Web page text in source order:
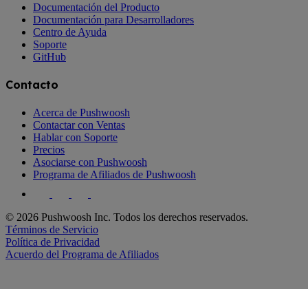
Documentación del Producto
Documentación para Desarrolladores
Centro de Ayuda
Soporte
GitHub
Contacto
Acerca de Pushwoosh
Contactar con Ventas
Hablar con Soporte
Precios
Asociarse con Pushwoosh
Programa de Afiliados de Pushwoosh
© 2026 Pushwoosh Inc. Todos los derechos reservados.
Términos de Servicio
Política de Privacidad
Acuerdo del Programa de Afiliados